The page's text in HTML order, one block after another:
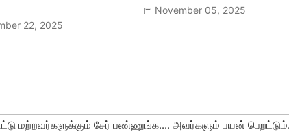
22, 2025
November 05, 2025
மற்றவர்களுக்கும் சேர் பண்ணுங்க.... அவர்களும் பயன்